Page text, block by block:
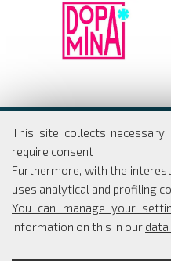
This site collects
require consent
Furthermore, with the
uses analytical and profiling
You can manage your
information on this in our
Università
Via